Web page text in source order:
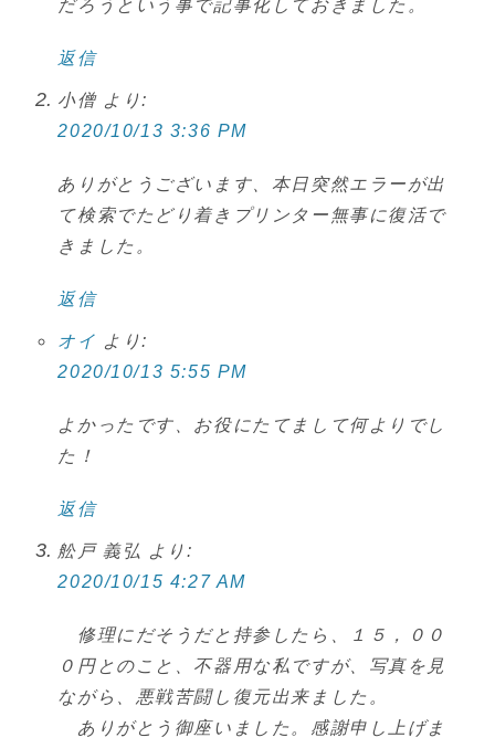
だろうという事で記事化しておきました。
返信
小僧 より:
2020/10/13 3:36 PM
ありがとうございます、本日突然エラーが出
て検索でたどり着きプリンター無事に復活で
きました。
返信
オイ より:
2020/10/13 5:55 PM
よかったです、お役にたてまして何よりでし
た！
返信
舩戸 義弘 より:
2020/10/15 4:27 AM
修理にだそうだと持参したら、１５，００
０円とのこと、不器用な私ですが、写真を見
ながら、悪戦苦闘し復元出来ました。
ありがとう御座いました。感謝申し上げま